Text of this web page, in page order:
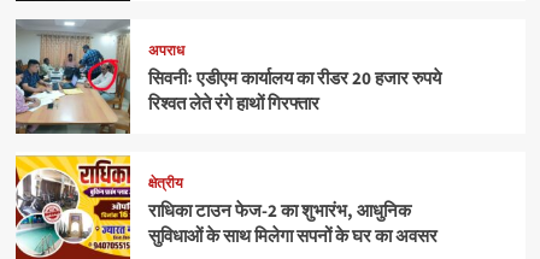
अपराध
सिवनीः एडीएम कार्यालय का रीडर 20 हजार रुपये
रिश्वत लेते रंगे हाथों गिरफ्तार
क्षेत्रीय
राधिका टाउन फेज-2 का शुभारंभ, आधुनिक
सुविधाओं के साथ मिलेगा सपनों के घर का अवसर